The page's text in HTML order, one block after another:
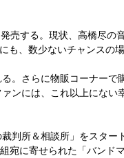
売する。現状、高橋尽の
、数少ないチャンスの
。さらに物販コーナーで
ンには、これ以上にない
判所＆相談所」をスター
宛に寄せられた「バンド